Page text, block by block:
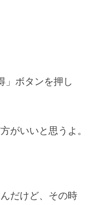
ボタンを押し
がいいと思うよ。
だけど、その時